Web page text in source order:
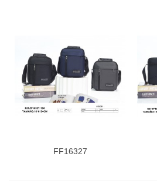
FF16327